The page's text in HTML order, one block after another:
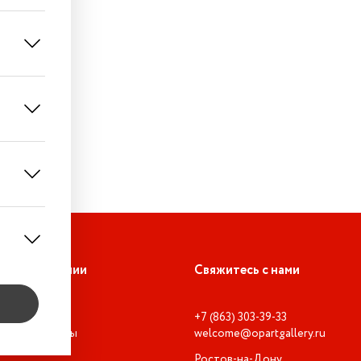
О компании
Где мы?
Документы
Свяжитесь с нами
+7 (863) 303-39-33
welcome@opartgallery.ru